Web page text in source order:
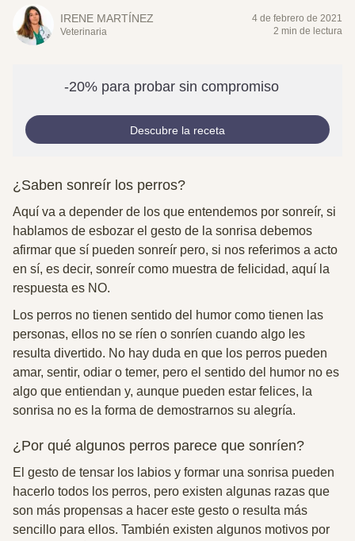
IRENE MARTÍNEZ
Veterinaria
4 de febrero de 2021
2 min de lectura
-20% para probar sin compromiso
Descubre la receta
¿Saben sonreír los perros?
Aquí va a depender de los que entendemos por sonreír, si
hablamos de esbozar el gesto de la sonrisa debemos
afirmar que sí pueden sonreír pero, si nos referimos a acto
en sí, es decir, sonreír como muestra de felicidad, aquí la
respuesta es NO.
Los perros no tienen sentido del humor como tienen las
personas, ellos no se ríen o sonríen cuando algo les
resulta divertido. No hay duda en que los perros pueden
amar, sentir, odiar o temer, pero el sentido del humor no es
algo que entiendan y, aunque pueden estar felices, la
sonrisa no es la forma de demostrarnos su alegría.
¿Por qué algunos perros parece que sonríen?
El gesto de tensar los labios y formar una sonrisa pueden
hacerlo todos los perros, pero existen algunas razas que
son más propensas a hacer este gesto o resulta más
sencillo para ellos. También existen algunos motivos por